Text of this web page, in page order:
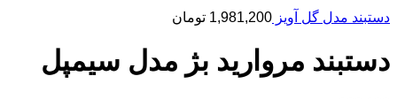
دستبند مدل گل آویز 1,981,200 تومان
دستبند مروارید بژ مدل سیمپل